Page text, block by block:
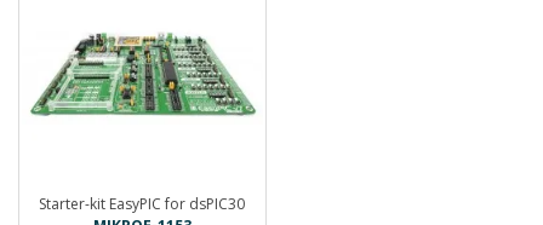
Starter-kit EasyPIC for dsPIC30